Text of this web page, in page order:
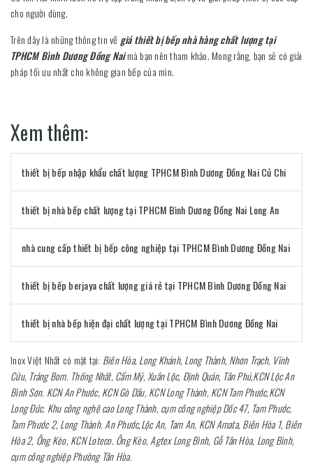
cho người dùng.
Trên đây là những thông tin về giá thiết bị bếp nhà hàng chất lượng tại
TPHCM Bình Dương Đồng Naimà bạn nên tham khảo. Mong rằng, bạn sẽ có giải
pháp tối ưu nhất cho không gian bếp của mìn.
Xem thêm:
thiết bị bếp nhập khẩu chất lượng TPHCM Bình Dương Đồng Nai Củ Chi
thiết bị nhà bếp chất lượng tại TPHCM Bình Dương Đồng Nai Long An
nhà cung cấp thiết bị bếp công nghiệp tại TPHCM Bình Dương Đồng Nai
thiết bị bếp berjaya chất lượng giá rẻ tại TPHCM Bình Dương Đồng Nai
thiết bị nhà bếp hiện đại chất lượng tại TPHCM Bình Dương Đồng Nai
Inox Việt Nhất có mặt tại: Biên Hòa, Long Khánh, Long Thành, Nhơn Trạch, Vĩnh
Cửu, Trảng Bom. Thống Nhất, Cẩm Mỹ, Xuân Lộc, Định Quán, Tân Phú,KCN Lộc An
Bình Sơn. KCN An Phước, KCN Gò Dầu, KCN Long Thành, KCN Tam Phước,KCN
Long Đức. Khu công nghệ cao Long Thành, cụm công nghiệp Dốc 47, Tam Phước,
Tam Phước 2, Long Thành. An Phước,Lộc An, Tam An, KCN Amata, Biên Hòa 1, Biên
Hòa 2, Ông Kèo, KCN Loteco. Ông Kèo, Agtex Long Bình, Gỗ Tân Hòa, Long Bình,
cụm công nghiệp Phường Tân Hòa.